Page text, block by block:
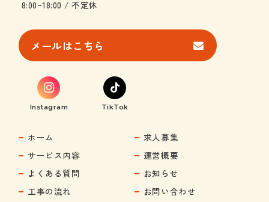
8:00~18:00 / 不定休
メールはこちら
Instagram TikTok
ホーム
サービス内容
よくある質問
工事の流れ
求人募集
運営概要
お知らせ
お問い合わせ